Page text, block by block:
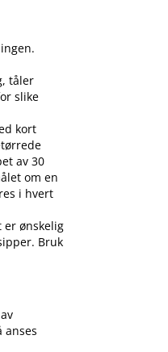
tåler
slike
kort
av 30
om en
i hvert
er ønskelig
Bruk
anses